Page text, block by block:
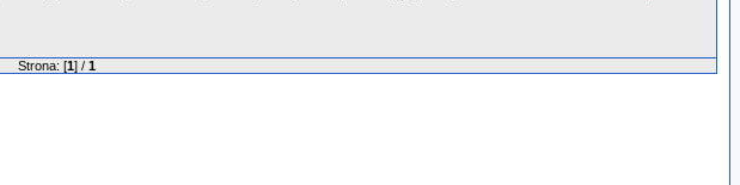
Strona: [1] / 1